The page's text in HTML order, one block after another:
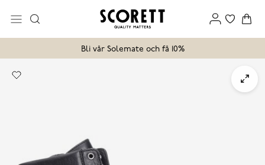
Bli vår Solemate och få 10%